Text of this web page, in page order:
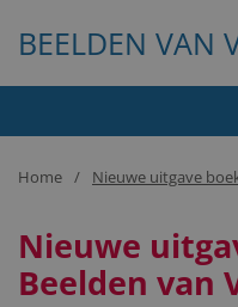
BEELDEN VAN
Home Nieuwe uitgave
Nieuwe
Beelden van